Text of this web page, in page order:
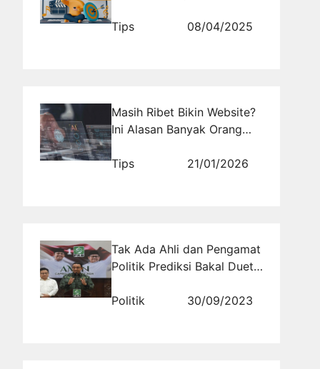
Tips
08/04/2025
Masih Ribet Bikin Website?
Ini Alasan Banyak Orang
Tips
21/01/2026
Tak Ada Ahli dan Pengamat
Politik Prediksi Bakal Duet
Politik
30/09/2023